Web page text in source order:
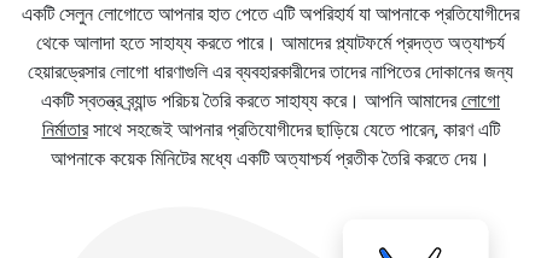
একটি সেলুন লোগোতে আপনার হাত পেতে এটি অপরিহার্য যা আপনাকে প্রতিযোগীদের
থেকে আলাদা হতে সাহায্য করতে পারে। আমাদের প্ল্যাটফর্মে প্রদত্ত অত্যাশ্চর্য
হেয়ারড্রেসার লোগো ধারণাগুলি এর ব্যবহারকারীদের তাদের নাপিতের দোকানের জন্য
একটি স্বতন্ত্র ব্র্যান্ড পরিচয় তৈরি করতে সাহায্য করে। আপনি আমাদেরলোগো
নির্মাতারসাথে সহজেই আপনার প্রতিযোগীদের ছাড়িয়ে যেতে পারেন, কারণ এটি
আপনাকে কয়েক মিনিটের মধ্যে একটি অত্যাশ্চর্য প্রতীক তৈরি করতে দেয়।